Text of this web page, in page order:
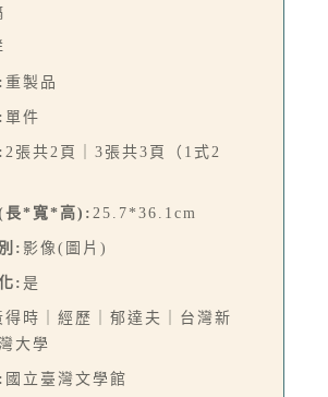
重製品
單件
2張共2頁｜3張共3頁（1式2
長*寬*高): 25.7*36.1cm
: 影像(圖片)
:是
得時｜經歷｜郁達夫｜台灣新
大學
國立臺灣文學館